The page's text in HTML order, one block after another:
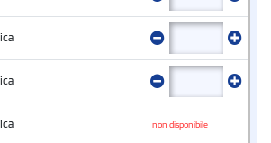
non disponibile